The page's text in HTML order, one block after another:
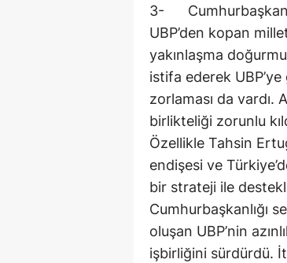
3-
UBP’den kopan
yakınlaşma
istifa ederek
zorlaması da vardı.
birlikteliği zorunlu
Özellikle Tahsin
endişesi ve
bir strateji ile
Cumhurbaşkanlığı
oluşan UBP’nin
işbirliğini sürdürdü.